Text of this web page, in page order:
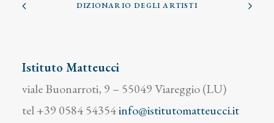
DIZIONARIO DEGLI ARTISTI
Istituto Matteucci
viale Buonarroti, 9 – 55049 Viareggio (LU)
tel +39 0584 54354info@istitutomatteucci.it